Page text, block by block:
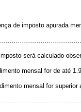
de imposto apurada
será calculado
mensal for de até
mensal for